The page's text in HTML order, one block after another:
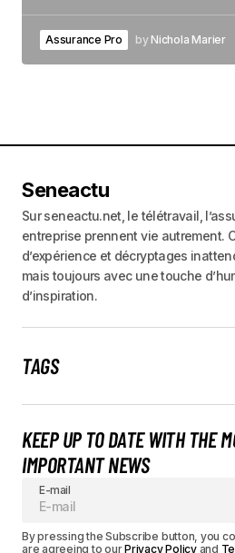
Assurance Pro byNichola Marier
Seneactu
Sur seneactu.net, le télétravail,
entreprise prennent vie autrement.
d’expérience et décryptages
mais toujours avec une touche
d’inspiration.
TAGS
KEEP UP TO DATE WITH THE
IMPORTANT NEWS
E-mail
By pressing the Subscribe button, you
are agreeing to ourPrivacy Policyand